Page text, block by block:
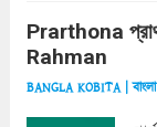
Prarthona
Rahman
BANGLA KOBITA |